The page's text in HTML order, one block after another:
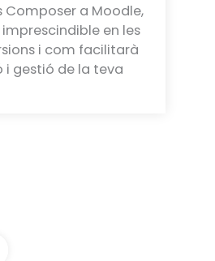
Composer a Moodle,
en les
i com facilitarà
i gestió de la teva